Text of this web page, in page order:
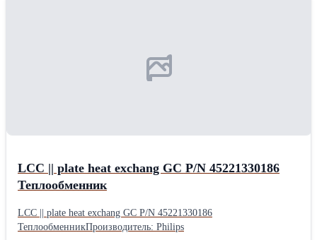
LCC || plate heat exchang GC P/N 45221330186
Теплообменник
LCC || plate heat exchang GC P/N 45221330186
ТеплообменникПроизводитель: Philips